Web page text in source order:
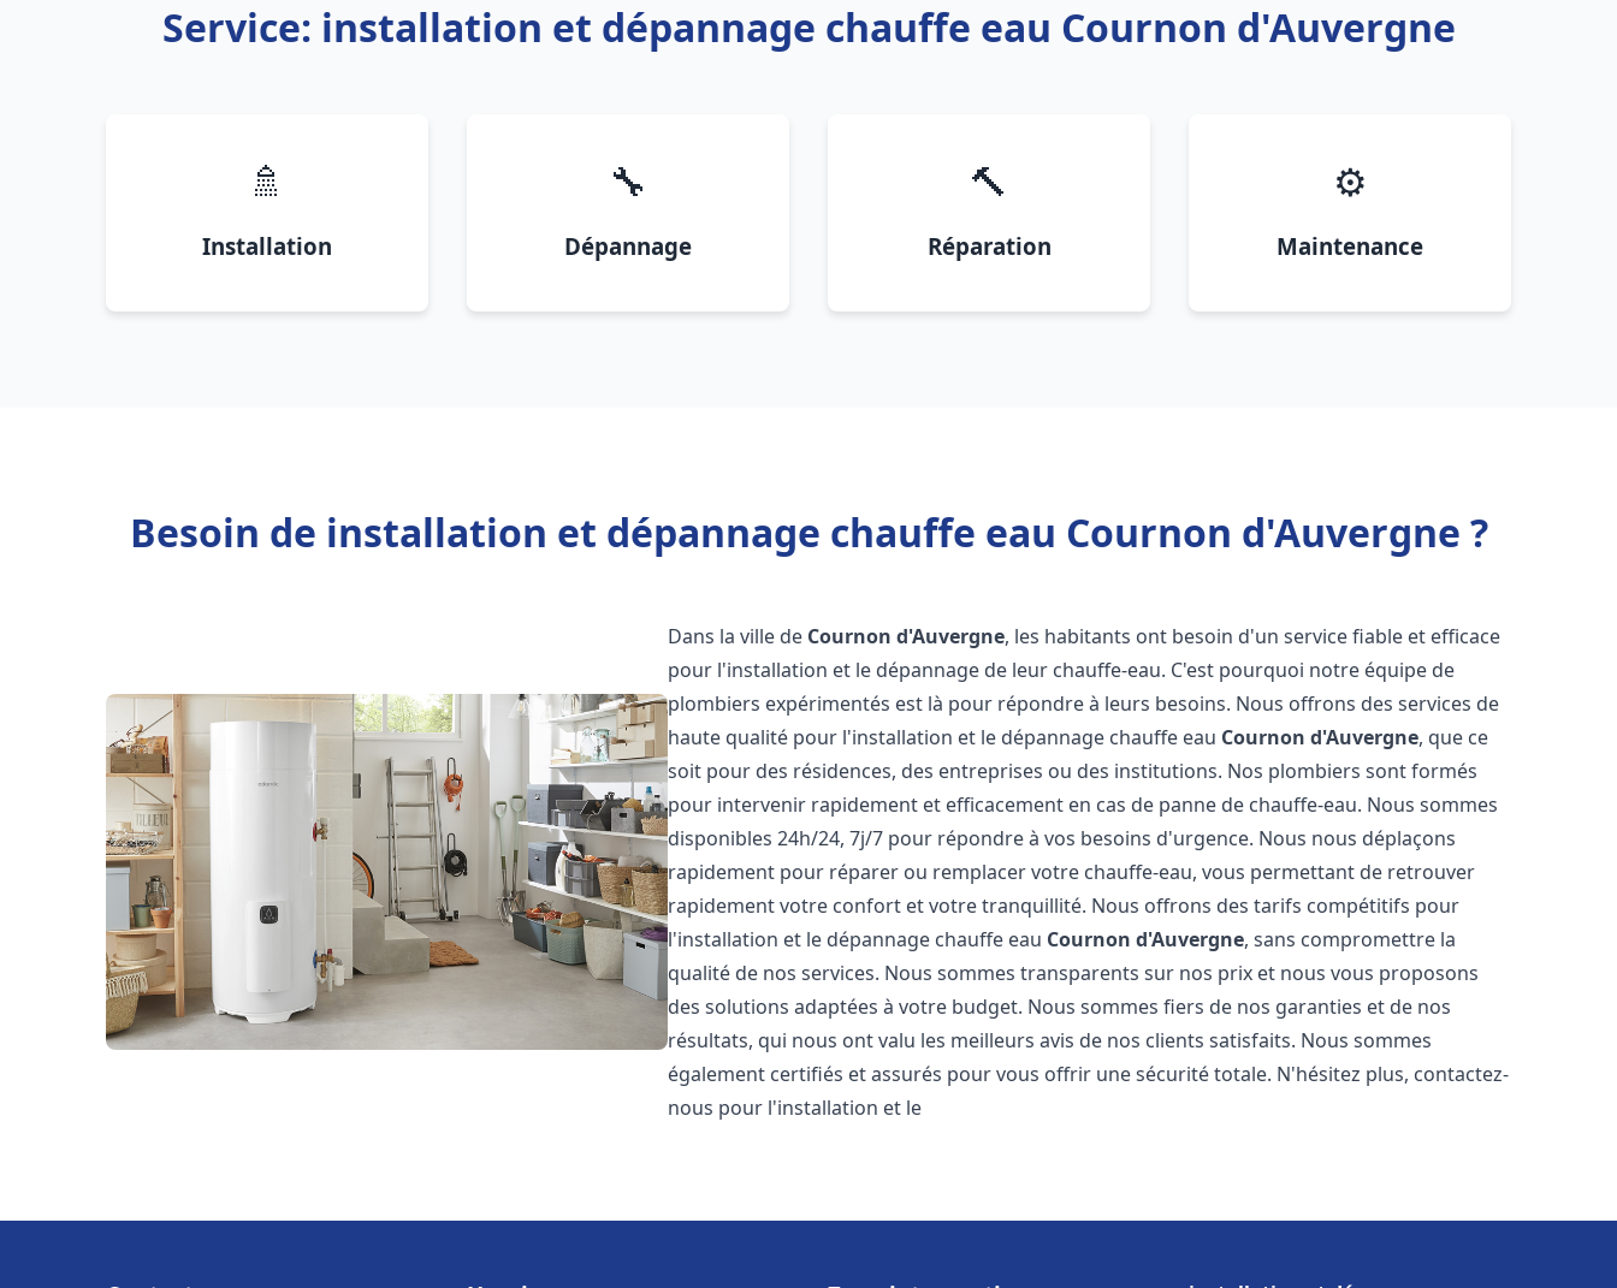
Service: installation et dépannage chauffe eau Cournon d'Auvergne
🚿
Installation
🔧
Dépannage
🔨
Réparation
⚙️
Maintenance
Besoin de installation et dépannage chauffe eau Cournon d'Auvergne ?
Dans la ville de Cournon d'Auvergne, les habitants ont besoin d'un service fiable et efficace
pour l'installation et le dépannage de leur chauffe-eau. C'est pourquoi notre équipe de
plombiers expérimentés est là pour répondre à leurs besoins. Nous offrons des services de
haute qualité pour l'installation et le dépannage chauffe eau Cournon d'Auvergne, que ce
soit pour des résidences, des entreprises ou des institutions. Nos plombiers sont formés
pour intervenir rapidement et efficacement en cas de panne de chauffe-eau. Nous sommes
disponibles 24h/24, 7j/7 pour répondre à vos besoins d'urgence. Nous nous déplaçons
rapidement pour réparer ou remplacer votre chauffe-eau, vous permettant de retrouver
rapidement votre confort et votre tranquillité. Nous offrons des tarifs compétitifs pour
l'installation et le dépannage chauffe eau Cournon d'Auvergne, sans compromettre la
qualité de nos services. Nous sommes transparents sur nos prix et nous vous proposons
des solutions adaptées à votre budget. Nous sommes fiers de nos garanties et de nos
résultats, qui nous ont valu les meilleurs avis de nos clients satisfaits. Nous sommes
également certifiés et assurés pour vous offrir une sécurité totale. N'hésitez plus, contactez-
nous pour l'installation et le